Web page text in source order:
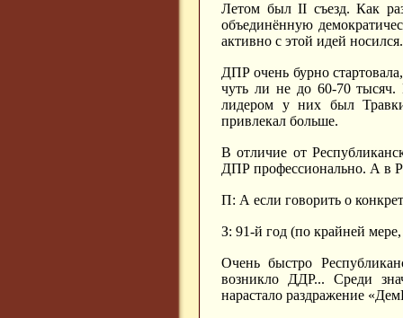
Летом был II съезд. Как
объединённую
активно с этой идей
ДПР очень бурно
чуть ли не до 60-70
лидером у них был
привлекал больше.
В отличие от
ДПР профессионально. А в
П: А если говорить о
З: 91-й год (по крайней
Очень быстро
возникло ДДР... Среди
нарастало раздражение